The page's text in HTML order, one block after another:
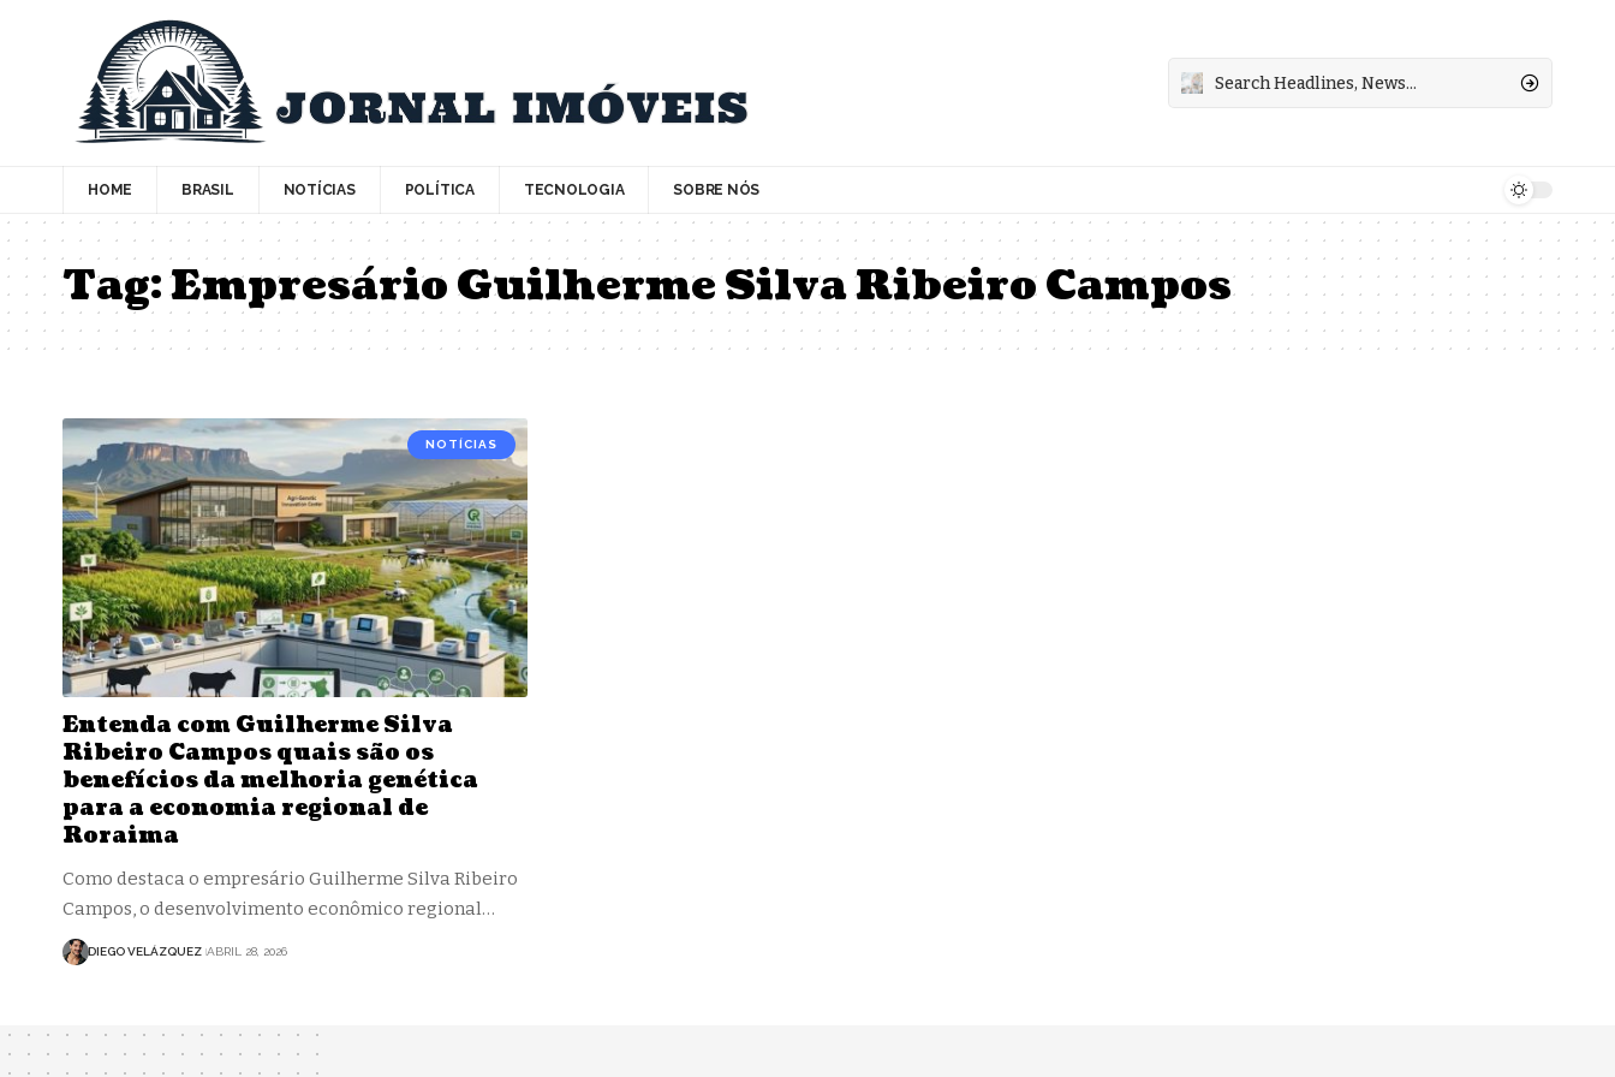
HOME BRASIL NOTÍCIAS POLÍTICA TECNOLOGIA SOBRE NÓS
Tag:Empresário Guilherme Silva Ribeiro Campos
NOTÍCIAS
Entenda com Guilherme Silva
Ribeiro Campos quais são os
benefícios da melhoria genética
para a economia regional de
Roraima
Como destaca o empresário Guilherme Silva Ribeiro
Campos, o desenvolvimento econômico regional…
DIEGO VELÁZQUEZ ABRIL 28, 2026